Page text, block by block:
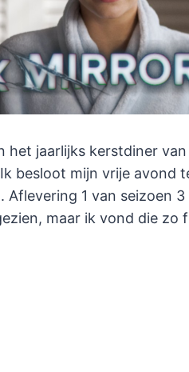
het jaarlijks kerstdiner
besloot mijn vrije avond
Aflevering 1 van seizoen
maar ik vond die zo